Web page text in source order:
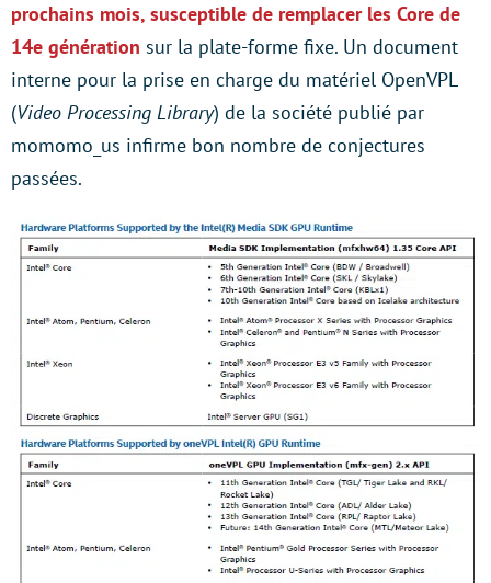
prochains mois, susceptible de remplacer les Core de
14e génération sur la plate-forme fixe. Un document
interne pour la prise en charge du matériel OpenVPL
(Video Processing Library) de la société publié par
momomo_us infirme bon nombre de conjectures
passées.